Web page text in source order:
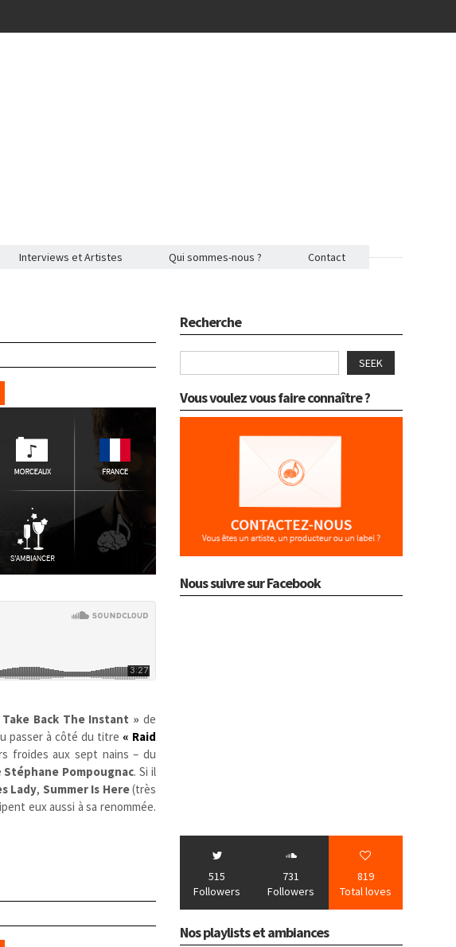
Interviews et Artistes Qui sommes-nous ? Contact
Take Back The Instant » de
passer à côté du titre « Raid
froides aux sept nains – du
Stéphane Pompougnac. Si il
Lady, Summer Is Here(très
eux aussi à sa renommée.
Recherche
SEEK
Vous voulez vous faire connaître ?
Nous suivre sur Facebook
515
Followers
731
Followers
819
Total loves
Nos playlists et ambiances